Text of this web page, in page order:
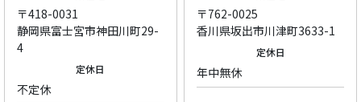
〒418-0031
静岡県富士宮市神田川町29-
4
定休日
不定休
〒762-0025
香川県坂出市川津町3633-1
定休日
年中無休